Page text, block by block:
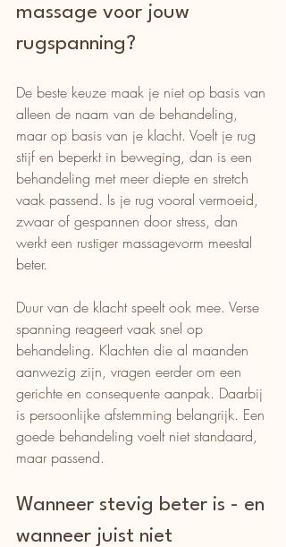
massage voor jouw
rugspanning?
De beste keuze maak je niet op basis van
alleen de naam van de behandeling,
maar op basis van je klacht. Voelt je rug
stijf en beperkt in beweging, dan is een
behandeling met meer diepte en stretch
vaak passend. Is je rug vooral vermoeid,
zwaar of gespannen door stress, dan
werkt een rustiger massagevorm meestal
beter.
Duur van de klacht speelt ook mee. Verse
spanning reageert vaak snel op
behandeling. Klachten die al maanden
aanwezig zijn, vragen eerder om een
gerichte en consequente aanpak. Daarbij
is persoonlijke afstemming belangrijk. Een
goede behandeling voelt niet standaard,
maar passend.
Wanneer stevig beter is - en
wanneer juist niet